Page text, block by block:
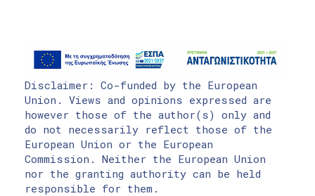
Disclaimer: Co-funded by the European
Union. Views and opinions expressed are
however those of the author(s) only and
do not necessarily reflect those of the
European Union or the European
Commission. Neither the European Union
nor the granting authority can be held
responsible for them.